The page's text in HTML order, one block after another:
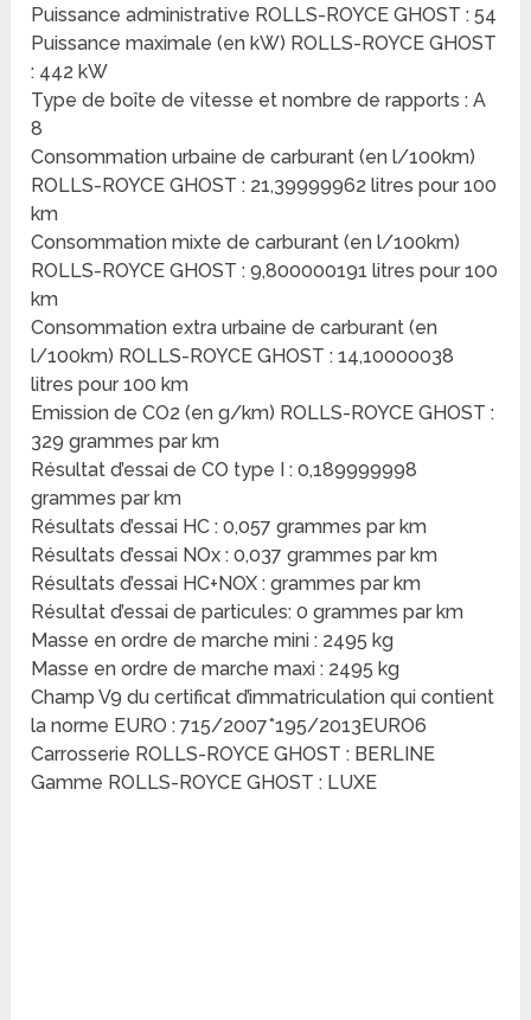
Puissance administrative ROLLS-ROYCE GHOST : 54
Puissance maximale (en kW) ROLLS-ROYCE GHOST
: 442 kW
Type de boîte de vitesse et nombre de rapports : A
8
Consommation urbaine de carburant (en l/100km)
ROLLS-ROYCE GHOST : 21,39999962 litres pour 100
km
Consommation mixte de carburant (en l/100km)
ROLLS-ROYCE GHOST : 9,800000191 litres pour 100
km
Consommation extra urbaine de carburant (en
l/100km) ROLLS-ROYCE GHOST : 14,10000038
litres pour 100 km
Emission de CO2 (en g/km) ROLLS-ROYCE GHOST :
329 grammes par km
Résultat d’essai de CO type I : 0,189999998
grammes par km
Résultats d’essai HC : 0,057 grammes par km
Résultats d’essai NOx : 0,037 grammes par km
Résultats d’essai HC+NOX : grammes par km
Résultat d’essai de particules: 0 grammes par km
Masse en ordre de marche mini : 2495 kg
Masse en ordre de marche maxi : 2495 kg
Champ V9 du certificat d’immatriculation qui contient
la norme EURO : 715/2007*195/2013EURO6
Carrosserie ROLLS-ROYCE GHOST : BERLINE
Gamme ROLLS-ROYCE GHOST : LUXE